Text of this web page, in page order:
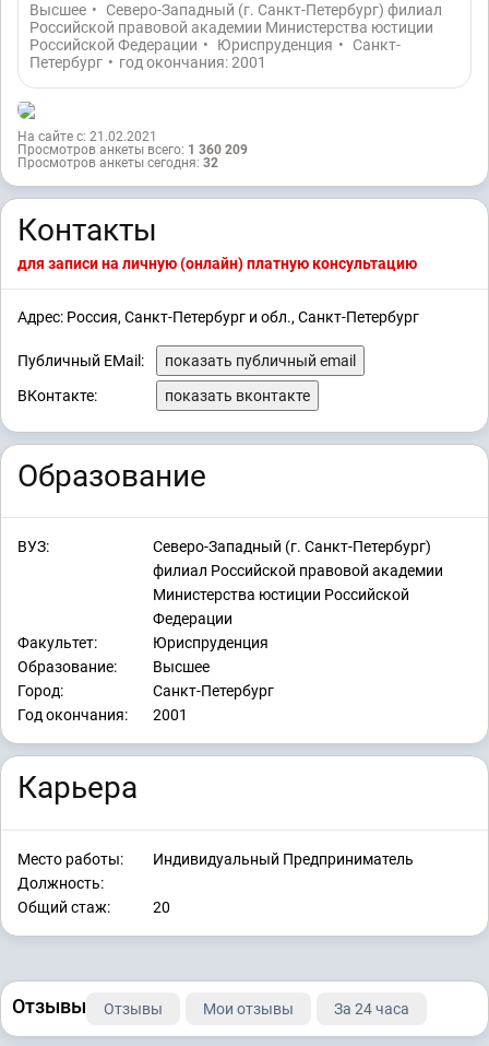
Высшее •
Северо-Западный (г. Санкт-Петербург) филиал
Российской правовой академии Министерства юстиции
Российской Федерации • Юриспруденция •
Санкт-
Петербург • год окончания: 2001
На сайте с: 21.02.2021
Просмотров анкеты всего: 1 360 209
Просмотров анкеты сегодня: 32
Контакты
для записи на личную (онлайн) платную консультацию
Адрес: Россия, Санкт-Петербург и обл., Санкт-Петербург
Публичный EMail:
показать публичный email
ВКонтакте:
показать вконтакте
Образование
ВУЗ:
Северо-Западный (г. Санкт-Петербург)
филиал Российской правовой академии
Министерства юстиции Российской
Федерации
Факультет:
Юриспруденция
Образование:
Высшее
Город:
Санкт-Петербург
Год окончания:
2001
Карьера
Место работы:
Индивидуальный Предприниматель
Должность:
Общий стаж:
20
Отзывы Отзывы Мои отзывы За 24 часа